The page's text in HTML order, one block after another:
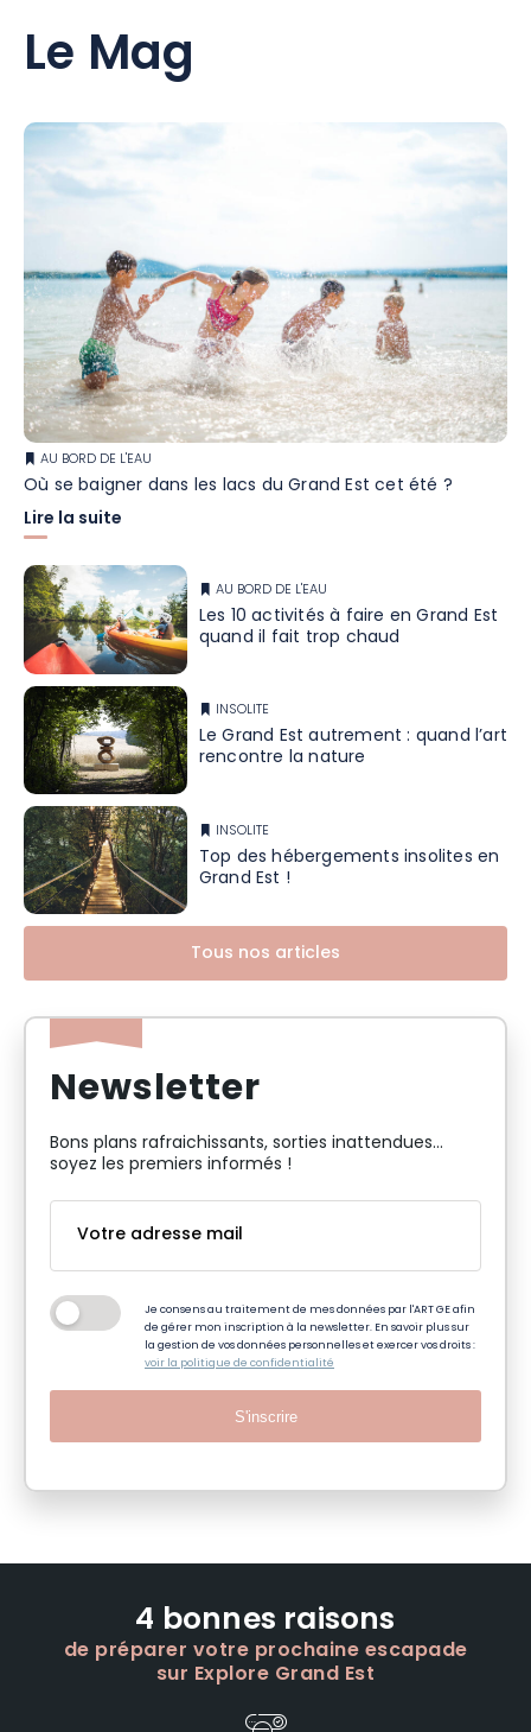
Le Mag
AU BORD DE L'EAU
Où se baigner dans les lacs du Grand Est cet été ?
Lire la suite
AU BORD DE L'EAU
Les 10 activités à faire en Grand Est
quand il fait trop chaud
INSOLITE
Le Grand Est autrement : quand l’art
rencontre la nature
INSOLITE
Top des hébergements insolites en
Grand Est !
Tous nos articles
Newsletter
Bons plans rafraichissants, sorties inattendues…
soyez les premiers informés !
Je consens au traitement de mes données par l'ART GE afin
de gérer mon inscription à la newsletter. En savoir plus sur
la gestion de vos données personnelles et exercer vos droits :
voir la politique de confidentialité
S'inscrire
4 bonnes raisons
de préparer votre prochaine escapade
sur Explore Grand Est